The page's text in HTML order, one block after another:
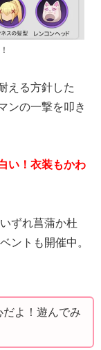
える方針した
ンの一撃を叩き
い！衣装もかわ
ずれ菖蒲か杜
ントも開催中。
よ！遊んでみ